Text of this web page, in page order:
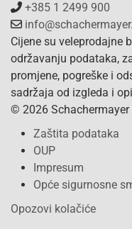
+385 1 2499 900
Cijene su veleprodajne
održavanju podataka,
promjene, pogreške i
sadržaja od izgleda i
© 2026 Schachermayer
Zaštita podataka
OUP
Impresum
Opće sigurnosne
Opozovi kolačiće